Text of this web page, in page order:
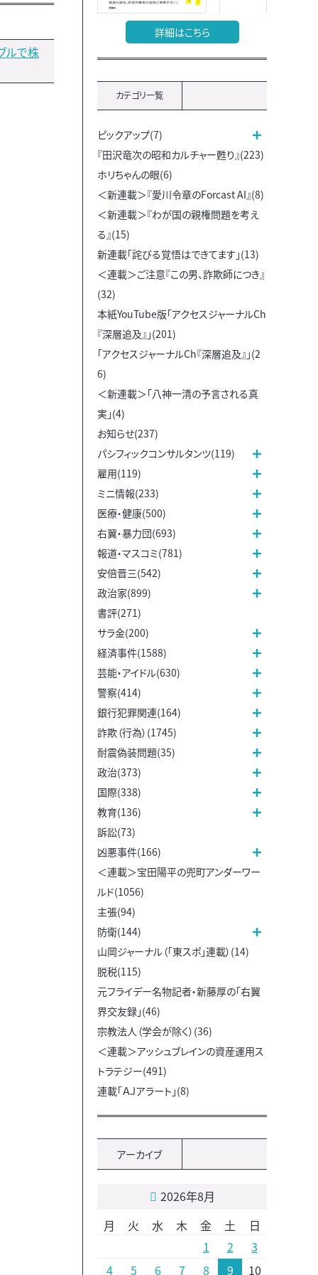
ルで株
詳細はこちら
カテゴリ一覧
ピックアップ(7)
『田沢竜次の昭和カルチャー甦り』(223)
ホリちゃんの眼(6)
＜新連載＞『愛川令章のForcast AI』(8)
＜新連載＞『わが国の親権問題を考え
る』(15)
新連載「詫びる覚悟はできてます」(13)
＜連載＞ご注意『この男、詐欺師につき』
(32)
本紙YouTube版「アクセスジャーナルCh
『深層追及』」(201)
「アクセスジャーナルCh『深層追及』」(2
6)
＜新連載＞「八神一清の予言される真
実」(4)
お知らせ(237)
パシフィックコンサルタンツ(119)
雇用(119)
ミニ情報(233)
医療・健康(500)
右翼・暴力団(693)
報道・マスコミ(781)
安倍晋三(542)
政治家(899)
書評(271)
サラ金(200)
経済事件(1588)
芸能・アイドル(630)
警察(414)
銀行犯罪関連(164)
詐欺（行為）(1745)
耐震偽装問題(35)
政治(373)
国際(338)
教育(136)
訴訟(73)
凶悪事件(166)
＜連載＞宝田陽平の兜町アンダーワー
ルド(1056)
主張(94)
防衛(144)
山岡ジャーナル（「東スポ」連載）(14)
脱税(115)
元フライデー名物記者・新藤厚の「右翼
界交友録」(46)
宗教法人（学会が除く）(36)
＜連載＞アッシュブレインの資産運用ス
トラテジー(491)
連載「ＡＪアラート」(8)
アーカイブ
2026年8月
月
火 水 木 金 土
日
1
2
3
4
5 6 7 8 9 10